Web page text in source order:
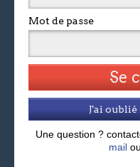
Mot de passe
J'ai
Une question ?
mail ou